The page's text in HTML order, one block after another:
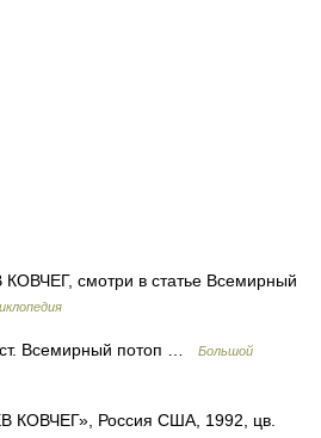
смотри в статье Всемирный
Всемирный потоп …
Большой
КОВЧЕГ», Россия США, 1992, цв.